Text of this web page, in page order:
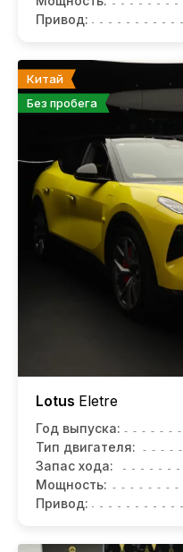
Привод:
Китай
Без пробега
Lotus Eletre
Год выпуска:
Тип двигателя:
Запас хода:
Мощность:
Привод: